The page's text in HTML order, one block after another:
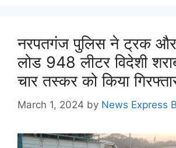
नरपतगंज पुलिस ने ट्रक
लोड 948 लीटर विदेशी
चार तस्कर को किया
March 1, 2024 by News Express